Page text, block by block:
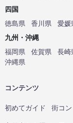
四国
徳島県
香川県 愛媛
九州・沖縄
福岡県
佐賀県 長崎
沖縄県
コンテンツ
初めてガイド 街コン